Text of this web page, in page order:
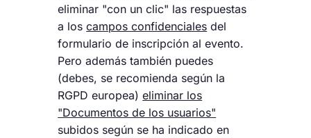
eliminar "con un clic" las respuestas
a loscampos confidenciales del
formulario de inscripción al evento.
Pero además también puedes
(debes, se recomienda según la
RGPD europea)eliminar los
"Documentos de los usuarios"
subidos según se ha indicado en